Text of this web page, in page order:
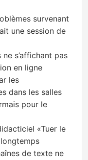
survenant
une session de
s’affichant pas
en ligne
les
dans les salles
pour le
«Tuer le
de texte ne